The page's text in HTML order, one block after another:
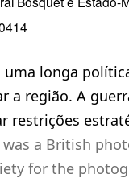
uma longa
a região. A
restrições
was a British
for the